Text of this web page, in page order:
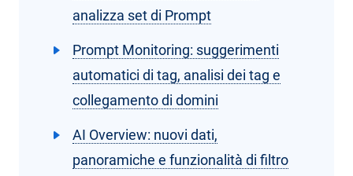
analizza set di Prompt
Prompt Monitoring: suggerimenti
automatici di tag, analisi dei tag e
collegamento di domini
AI Overview: nuovi dati,
panoramiche e funzionalità di filtro